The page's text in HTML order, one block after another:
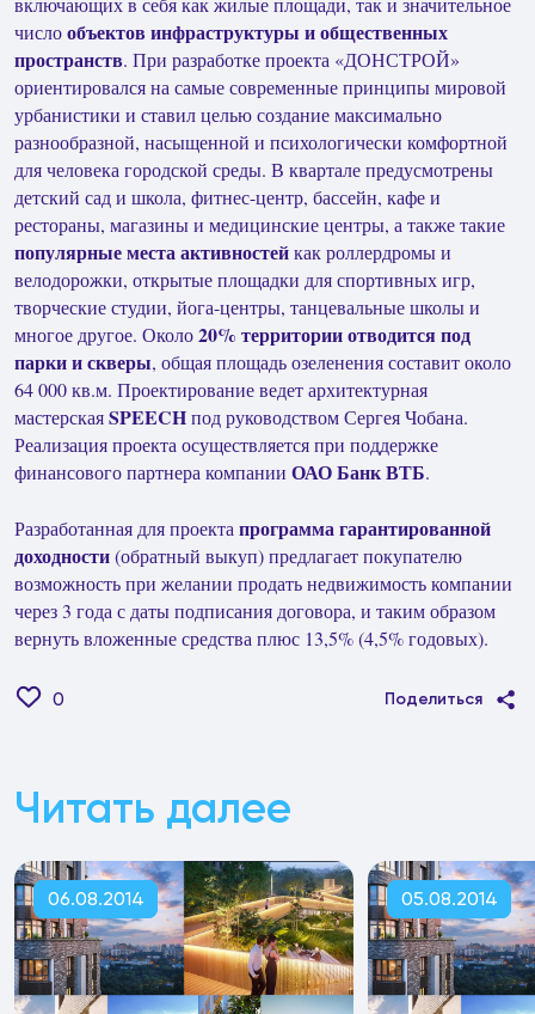
числообъектов инфраструктуры и общественных
пространств. При разработке проекта «ДОНСТРОЙ»
ориентировался на самые современные принципы мировой
урбанистики и ставил целью создание максимально
разнообразной, насыщенной и психологически комфортной
для человека городской среды. В квартале предусмотрены
детский сад и школа, фитнес-центр, бассейн, кафе и
рестораны, магазины и медицинские центры, а также такие
популярные места активностейкак роллердромы и
велодорожки, открытые площадки для спортивных игр,
творческие студии, йога-центры, танцевальные школы и
многое другое. Около20% территории отводится под
парки и скверы, общая площадь озеленения составит около
64 000 кв.м. Проектирование ведет архитектурная
мастерскаяSPEECHпод руководством Сергея Чобана.
Реализация проекта осуществляется при поддержке
финансового партнера компании ОАО Банк ВТБ.
Разработанная для проекта программа гарантированной
доходности(обратный выкуп) предлагает покупателю
возможность при желании продать недвижимость компании
через 3 года с даты подписания договора, и таким образом
вернуть вложенные средства плюс 13,5% (4,5% годовых).
0 Поделиться
Читать далее
06.08.2014 05.08.2014